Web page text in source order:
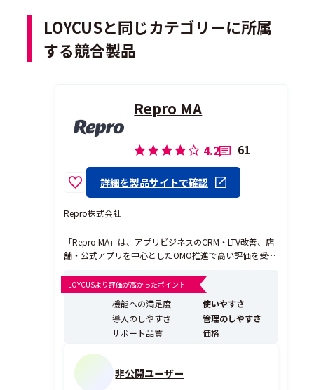
LOYCUSと同じカテゴリーに所属
する競合製品
Repro MA
4.2 61
詳細を製品サイトで確認
Repro株式会社
「Repro MA」は、アプリビジネスのCRM・LTV改善、店
舗・公式アプリを中心としたOMO推進で高い評価を受け
ョン）ツールです。 ▼Repro MAが評価されるポイント
・顧客の行動をリアルタイムで統合し、アプリ、Web、
メール、LINEのマルチチ...
LOYCUSより評価が高かったポイント
機能への満足度
使いやすさ
導入のしやすさ
管理のしやすさ
サポート品質
価格
非公開ユーザー